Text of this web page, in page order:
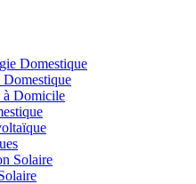
Domestique
Domestique
à Domicile
Solaire